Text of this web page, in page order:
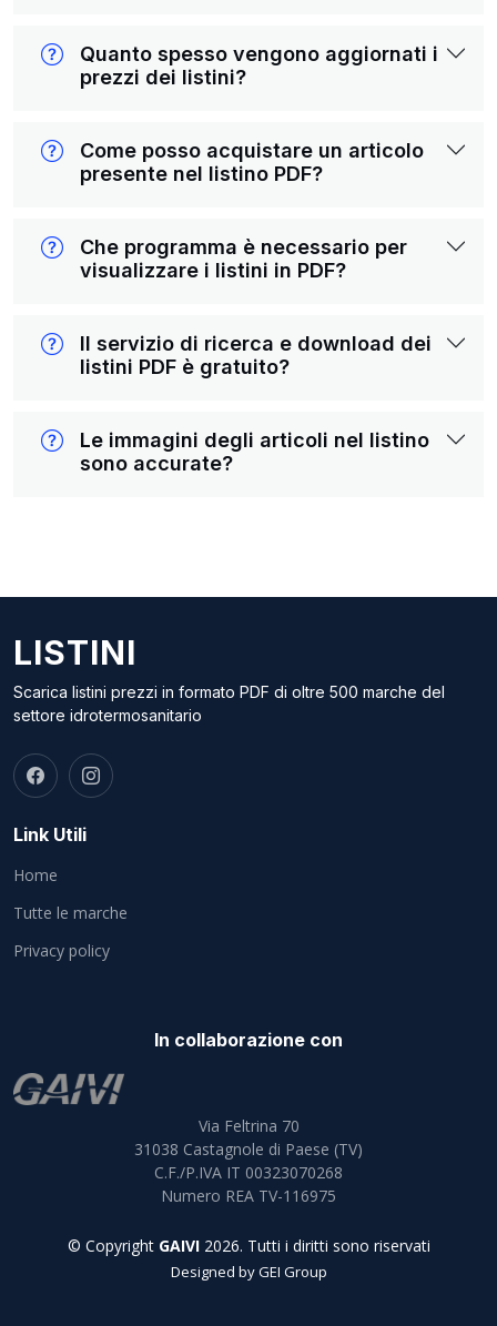
Quanto spesso vengono aggiornati i
prezzi dei listini?
Come posso acquistare un articolo
presente nel listino PDF?
Che programma è necessario per
visualizzare i listini in PDF?
Il servizio di ricerca e download dei
listini PDF è gratuito?
Le immagini degli articoli nel listino
sono accurate?
LISTINI
Scarica listini prezzi in formato PDF di oltre 500 marche del
settore idrotermosanitario
Link Utili
Home
Tutte le marche
Privacy policy
In collaborazione con
Via Feltrina 70
31038 Castagnole di Paese (TV)
C.F./P.IVA IT 00323070268
Numero REA TV-116975
© Copyright GAIVI2026. Tutti i diritti sono riservati
Designed byGEI Group